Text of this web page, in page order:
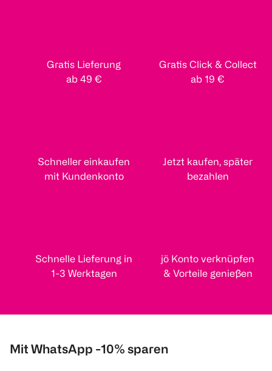
Gratis Lieferung
ab 49 €
Gratis Click & Collect
ab 19 €
Schneller einkaufen
mit Kundenkonto
Jetzt kaufen, später
bezahlen
Schnelle Lieferung in
1-3 Werktagen
jö Konto verknüpfen
& Vorteile genießen
Mit WhatsApp -10% sparen